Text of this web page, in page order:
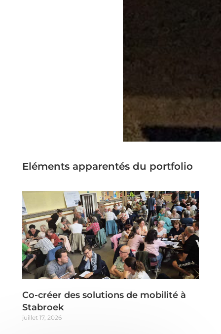
Eléments apparentés du portfolio
Co-créer des solutions de mobilité à
Stabroek
juillet 17, 2026